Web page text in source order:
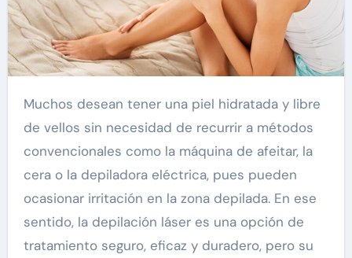
Muchos desean tener una piel hidratada y libre
de vellos sin necesidad de recurrir a métodos
convencionales como la máquina de afeitar, la
cera o la depiladora eléctrica, pues pueden
ocasionar irritación en la zona depilada. En ese
sentido, la depilación láser es una opción de
tratamiento seguro, eficaz y duradero, pero su